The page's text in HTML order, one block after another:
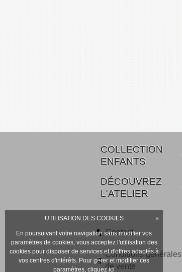
UTILISATION DES COOKIES ×
En poursuivant votre navigation sans modifier vos
paramètres de cookies, vous acceptez l'utilisation des
cookies pour disposer de services et d'offres adaptés à
vos centres d'intérêts. Pour gérer et modifier ces
paramètres, cliquez ici
COLLECTION
ENFANTS
DÉCOUVREZ
L'ATELIER
Contact
Conditions générales
de vente